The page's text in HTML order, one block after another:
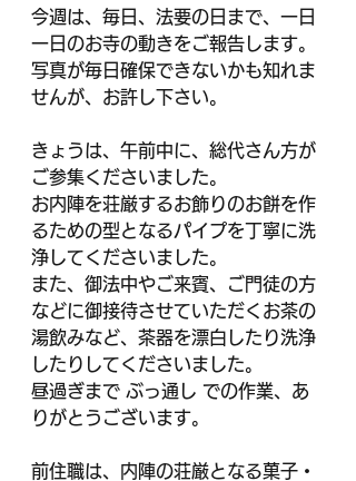
今週は、毎日、法要の日まで、一日
一日のお寺の動きをご報告します。
写真が毎日確保できないかも知れま
せんが、お許し下さい。
きょうは、午前中に、総代さん方が
ご参集くださいました。
お内陣を荘厳するお飾りのお餅を作
るための型となるパイプを丁寧に洗
浄してくださいました。
また、御法中やご来賓、ご門徒の方
などに御接待させていただくお茶の
湯飲みなど、茶器を漂白したり洗浄
したりしてくださいました。
昼過ぎまで ぶっ通し での作業、あ
りがとうございます。
前住職は、内陣の荘厳となる菓子・